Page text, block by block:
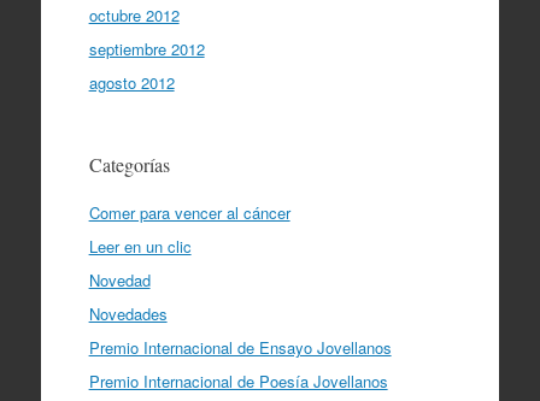
octubre 2012
septiembre 2012
agosto 2012
Categorías
Comer para vencer al cáncer
Leer en un clic
Novedad
Novedades
Premio Internacional de Ensayo Jovellanos
Premio Internacional de Poesía Jovellanos